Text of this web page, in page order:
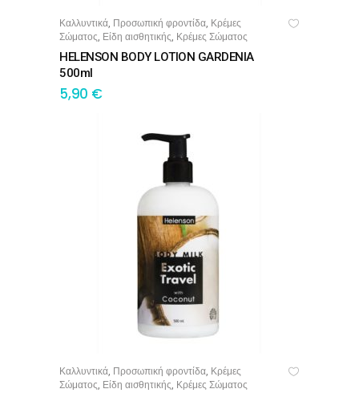
ΠΡΟΣΘΉΚΗ ΣΤΟ ΚΑΛΆΘΙ
Καλλυντικά, Προσωπική φροντίδα, Κρέμες
Σώματος, Είδη αισθητικής, Κρέμες Σώματος
HELENSON BODY LOTION GARDENIA
500ml
5,90 €
ΠΡΟΣΘΉΚΗ ΣΤΟ ΚΑΛΆΘΙ
Καλλυντικά, Προσωπική φροντίδα, Κρέμες
Σώματος, Είδη αισθητικής, Κρέμες Σώματος